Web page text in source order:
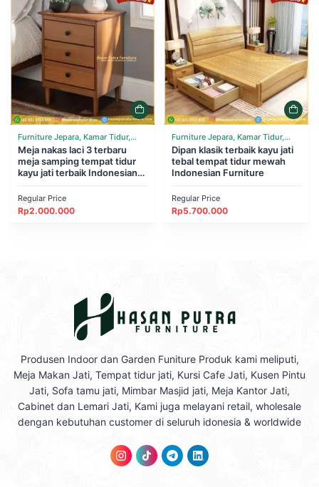
Furniture Jepara, Kamar Tidur,
Tempat Tidur
Meja nakas laci 3 terbaru
meja samping tempat tidur
kayu jati terbaik Indonesian
Regular Price
Rp2.000.000
Furniture Jepara, Kamar Tidur,
Tempat Tidur
Dipan klasik terbaik kayu jati
tebal tempat tidur mewah
Indonesian Furniture
Regular Price
Rp5.700.000
Produsen Indoor dan Garden Funiture Produk kami meliputi,
Meja Makan Jati, Tempat tidur jati, Kursi Cafe Jati, Kusen Pintu
Jati, Sofa tamu jati, Mimbar Masjid jati, Meja Kantor Jati,
Cabinet dan Lemari Jati, Kami juga melayani retail, wholesale
dengan kebutuhan customer di seluruh idonesia & worldwide